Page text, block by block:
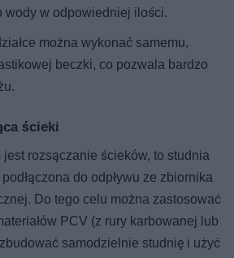
wody w odpowiedniej ilości.
można wykonać samemu,
beczki, co pozwala bardzo
ścieki
rozsączanie ścieków, to studnia
do odpływu ze zbiornika
Do tego celu można zastosować
PCV (z rury karbowanej lub
samodzielnie studnię i użyć